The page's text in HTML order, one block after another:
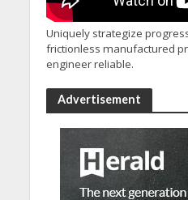
Uniquely strategize
frictionless manufactured
engineer reliable.
Advertisement